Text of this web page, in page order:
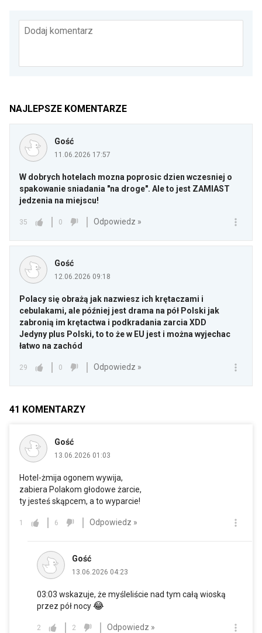
Dodaj komentarz
NAJLEPSZE KOMENTARZE
Gość
11.06.2026 17:57
W dobrych hotelach mozna poprosic dzien wczesniej o
spakowanie sniadania "na droge". Ale to jest ZAMIAST
jedzenia na miejscu!
35 0 Odpowiedz »
Gość
12.06.2026 09:18
Polacy się obrażą jak nazwiesz ich krętaczami i
cebulakami, ale później jest drama na pół Polski jak
zabronią im krętactwa i podkradania zarcia XDD
Jedyny plus Polski, to to że w EU jest i można wyjechac
łatwo na zachód
29 0 Odpowiedz »
41 KOMENTARZY
Gość
13.06.2026 01:03
Hotel-żmija ogonem wywija,
zabiera Polakom głodowe żarcie,
ty jesteś skąpcem, a to wyparcie!
1 6 Odpowiedz »
Gość
13.06.2026 04:23
03:03 wskazuje, że myśleliście nad tym całą wioską
przez pół nocy😂
2 2 Odpowiedz »